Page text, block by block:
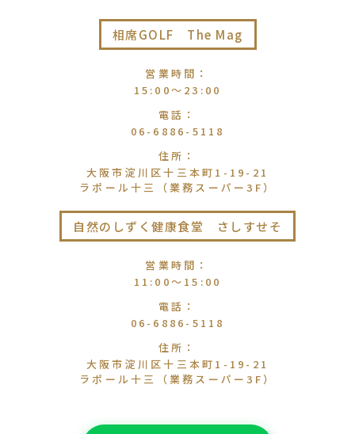
相席GOLF The Mag
営業時間 ：
15:00〜23:00
電話 ：
06-6886-5118
住所 ：
大阪市淀川区十三本町1-19-21
ラポール十三（業務スーパー3F）
自然のしずく健康食堂 さしすせそ
営業時間 ：
11:00〜15:00
電話 ：
06-6886-5118
住所 ：
大阪市淀川区十三本町1-19-21
ラポール十三（業務スーパー3F）